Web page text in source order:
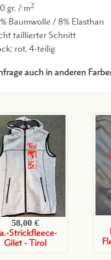
gr. / m2
Baumwolle / 8% Elasthan
taillierter Schnitt
rot, 4-teilig
auch in anderen
58,00 €
Strickfleece-
Gilet - Tirol